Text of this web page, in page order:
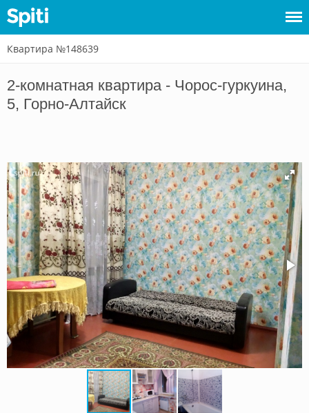
Войти
Сдать
Квартира №148639
2-комнатная квартира - Чорос-гуркуина,
5, Горно-Алтайск